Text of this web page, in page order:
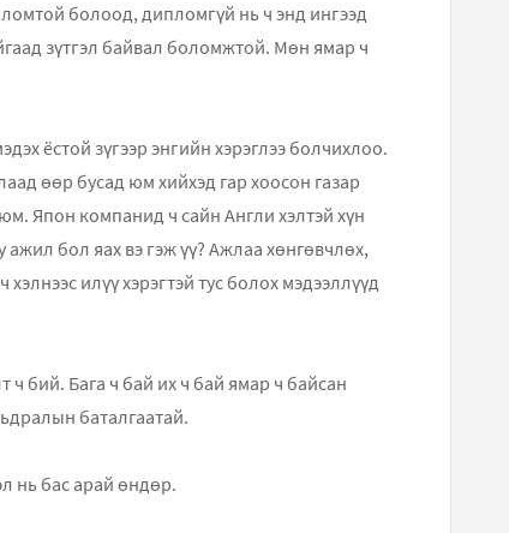
болоод, дипломгүй нь ч энд ингээд
зүтгэл байвал боломжтой. Мөн ямар ч
ёстой зүгээр энгийн хэрэглээ болчихлоо.
өөр бусад юм хийхэд гар хоосон газар
Япон компанид ч сайн Англи хэлтэй хүн
ажил бол яах вэ гэж үү? Ажлаа хөнгөвчлөх,
илүү хэрэгтэй тус болох мэдээллүүд
бий. Бага ч бай их ч бай ямар ч байсан
баталгаатай.
нь бас арай өндөр.